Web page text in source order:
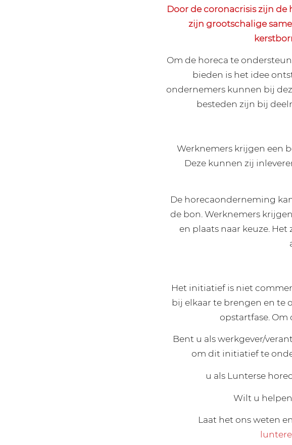
Door de coronacrisis zijn
zijn grootschalige
Om de horeca te
bieden is het idee
ondernemers kunnen bij
besteden zijn bij
Werknemers krijgen een
Deze kunnen zij
De horecaonderneming
de bon. Werknemers
en plaats naar keuze. Het
Het initiatief is niet
bij elkaar te brengen en te
opstartfase.
Bent u als werkgever/
om dit initiatief te
u als Lunterse
Wilt u
Laat het ons weten